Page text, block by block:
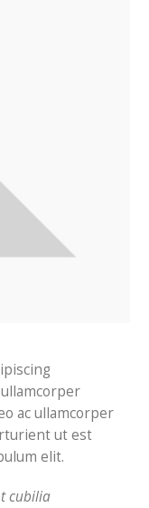
ac ullamcorper
ut est
elit.
cubilia